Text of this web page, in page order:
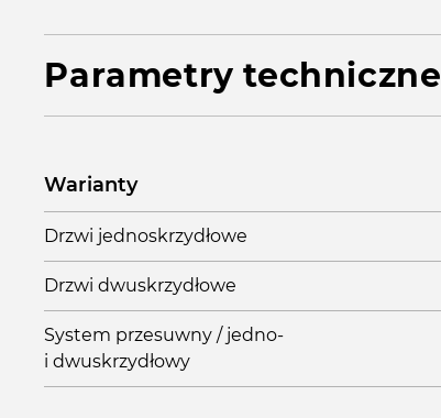
Parametry techniczne
Warianty
Drzwi jednoskrzydłowe
Drzwi dwuskrzydłowe
System przesuwny / jedno-
i dwuskrzydłowy